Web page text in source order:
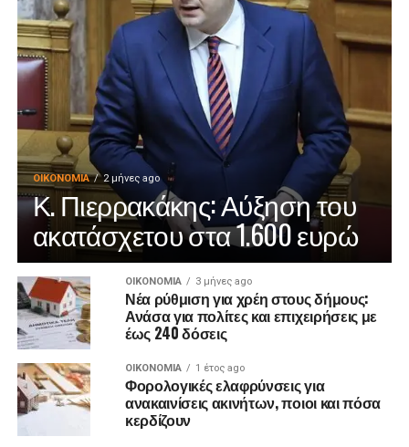
ΟΙΚΟΝΟΜΊΑ 2 μήνες ago
Κ. Πιερρακάκης: Αύξηση του
ακατάσχετου στα 1.600 ευρώ
ΟΙΚΟΝΟΜΊΑ 3 μήνες ago
Νέα ρύθμιση για χρέη στους δήμους:
Ανάσα για πολίτες και επιχειρήσεις με
έως 240 δόσεις
ΟΙΚΟΝΟΜΊΑ 1 έτος ago
Φορολογικές ελαφρύνσεις για
ανακαινίσεις ακινήτων, ποιοι και πόσα
κερδίζουν